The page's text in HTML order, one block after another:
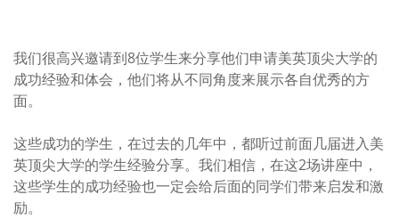
我们很高兴邀请到8位学生来分享他们申请美英顶尖大学的
成功经验和体会，他们将从不同角度来展示各自优秀的方
面。
这些成功的学生，在过去的几年中，都听过前面几届进入美
英顶尖大学的学生经验分享。我们相信，在这2场讲座中，
这些学生的成功经验也一定会给后面的同学们带来启发和激
励。